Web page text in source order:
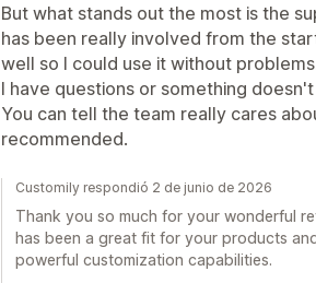
But what stands out the most is the
has been really involved from the
well so I could use it without
I have questions or something
You can tell the team really cares
recommended.
Customily respondió 2 de junio de 2026
Thank you so much for your wonderful
has been a great fit for your products
powerful customization capabilities.